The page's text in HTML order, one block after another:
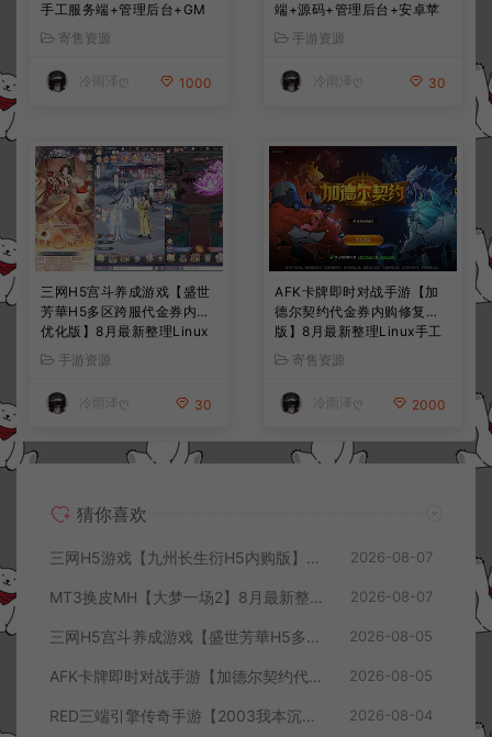
手工服务端+管理后台+GM
授权后台+简易安卓客户端
+详细搭建教程+视频教程
寄售资源
冷雨泽ღ 1000
端+源码+管理后台+安卓苹
果双端+详细搭建教程+视频
教程
手游资源
冷雨泽ღ 30
三网H5宫斗养成游戏【盛世
芳華H5多区跨服代金券内购
优化版】8月最新整理Linux
手工服务端+CDK授权后台
+全资源安卓+详细搭建教程
+视频教程
手游资源
冷雨泽ღ 30
AFK卡牌即时对战手游【加
德尔契约代金券内购修复
版】8月最新整理Linux手工
服务端+前后端全套源码+CD
K授权后台+安卓苹果双端
+详细搭建教程+视频教程
寄售资源
冷雨泽ღ 2000
猜你喜欢
三网H5游戏【九州长生衍H5内购版】8月最新整理Linux手工服务端+管理后台+GM授权后台+简易安卓客户端+详细搭建教程+视频教程 2026-08-07
MT3换皮MH【大梦一场2】8月最新整理Linux手工服务端+源码+管理后台+安卓苹果双端+详细搭建教程+视频教程 2026-08-07
三网H5宫斗养成游戏【盛世芳華H5多区跨服代金券内购优化版】8月最新整理Linux手工服务端+CDK授权后台+全资源安卓+详细搭建教程+视频教程 2026-08-05
AFK卡牌即时对战手游【加德尔契约代金券内购修复版】8月最新整理Linux手工服务端+前后端全套源码+CDK授权后台+安卓苹果双端+详细搭建教程+视频教程 2026-08-05
RED三端引擎传奇手游【2003我本沉默三职业】8月最新整理Win一键服务端+PC安卓+详细搭建教程 2026-08-04